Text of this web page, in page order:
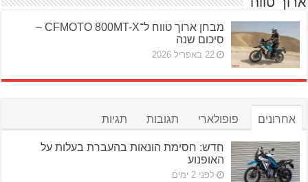
מבחן ארוך טווח ל־CFMOTO 800MT-X –
סיכום שנה
22 באפריל 2026
אחרונים פופולארי תגובות תגיות
חדש: חסימת הונאות בהעברת בעלות על
האופנוע
לפני 2 ימים